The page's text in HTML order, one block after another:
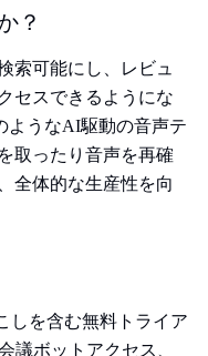
？
索可能にし、レビュ
セスできるようにな
ようなAI駆動の音声テ
取ったり音声を再確
全体的な生産性を向
しを含む無料トライア
議ボットアクセス、